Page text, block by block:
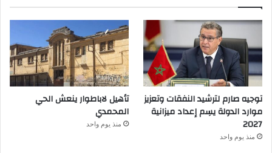
توجيه صارم لترشيد النفقات وتعزيز
موارد الدولة يسِم إعداد ميزانية
2027
منذ يوم واحد
تأهيل لاباطوار ينعش الحي
المحمدي
منذ يوم واحد